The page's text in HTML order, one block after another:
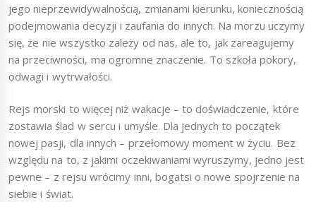
jego nieprzewidywalnością, zmianami kierunku, koniecznością
podejmowania decyzji i zaufania do innych. Na morzu uczymy
się, że nie wszystko zależy od nas, ale to, jak zareagujemy
na przeciwności, ma ogromne znaczenie. To szkoła pokory,
odwagi i wytrwałości.
Rejs morski to więcej niż wakacje – to doświadczenie, które
zostawia ślad w sercu i umyśle. Dla jednych to początek
nowej pasji, dla innych – przełomowy moment w życiu. Bez
względu na to, z jakimi oczekiwaniami wyruszymy, jedno jest
pewne – z rejsu wrócimy inni, bogatsi o nowe spojrzenie na
siebie i świat.